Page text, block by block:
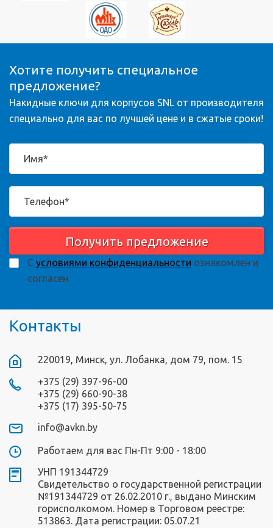
Хотите получить специальное
предложение?
Накидные ключи для корпусов SNL от производителя
специально для вас по лучшей цене и в сжатые сроки!
Получить предложение
С условиями конфиденциальности ознакомлен и
согласен
Контакты
220019, Минск, ул. Лобанка, дом 79, пом. 15
+375 (29) 397-96-00
+375 (29) 660-90-38
+375 (17) 395-50-75
info@avkn.by
Работаем для вас Пн-Пт 9:00 - 18:00
УНП 191344729
Свидетельство о государственной регистрации
№191344729 от 26.02.2010 г., выдано Минским
горисполкомом. Номер в Торговом реестре:
513863. Дата регистрации: 05.07.21